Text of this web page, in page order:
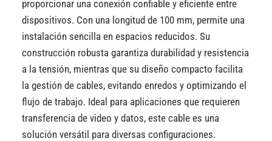
proporcionar una conexión confiable y eficiente entre
dispositivos. Con una longitud de 100 mm, permite una
instalación sencilla en espacios reducidos. Su
construcción robusta garantiza durabilidad y resistencia
a la tensión, mientras que su diseño compacto facilita
la gestión de cables, evitando enredos y optimizando el
flujo de trabajo. Ideal para aplicaciones que requieren
transferencia de video y datos, este cable es una
solución versátil para diversas configuraciones.